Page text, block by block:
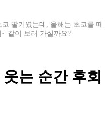
딸기였는데, 올해는 초코를 떼
같이 보러 가실까요?
는 순간 후회